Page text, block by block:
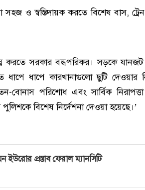
সহজ ও স্বস্তিদায়ক করতে বিশেষ বাস,
করতে সরকার বদ্ধপরিকর। সড়কে
ধাপে কারখানাগুলো ছুটি দেওয়ার
পরিশোধ এবং সার্বিক নিরাপত্তা
বিশেষ নির্দেশনা দেওয়া হয়েছে।’
ইউরোর প্রস্তাব ফেরাল ম্যানসিটি